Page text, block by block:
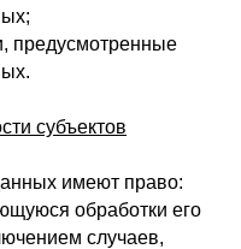
предусмотренные
субъектов
имеют право:
обработки его
случаев,